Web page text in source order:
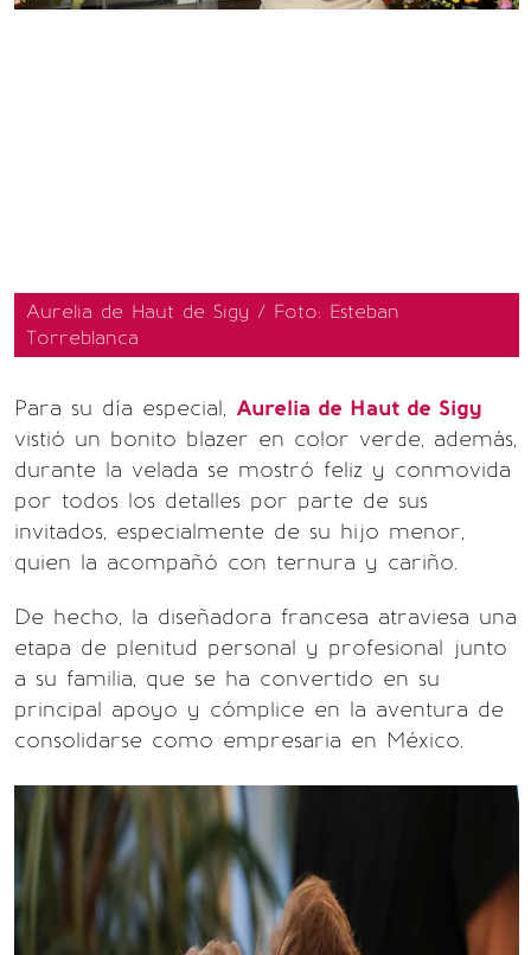
Aurelia de Haut de Sigy / Foto: Esteban
Torreblanca
Para su día especial, Aurelia de Haut de Sigy
vistió un bonito blazer en color verde, además,
durante la velada se mostró feliz y conmovida
por todos los detalles por parte de sus
invitados, especialmente de su hijo menor,
quien la acompañó con ternura y cariño.
De hecho, la diseñadora francesa atraviesa una
etapa de plenitud personal y profesional junto
a su familia, que se ha convertido en su
principal apoyo y cómplice en la aventura de
consolidarse como empresaria en México.